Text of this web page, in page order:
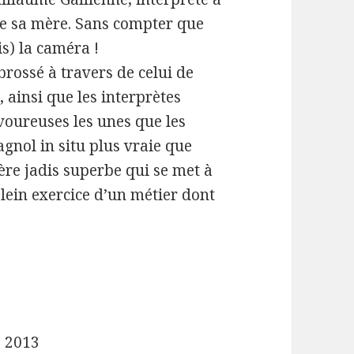
mère. Sans compter que
la caméra !
à travers de celui de
ainsi que les interprètes
les unes que les
in situ plus vraie que
jadis superbe qui se met à
exercice d’un métier dont